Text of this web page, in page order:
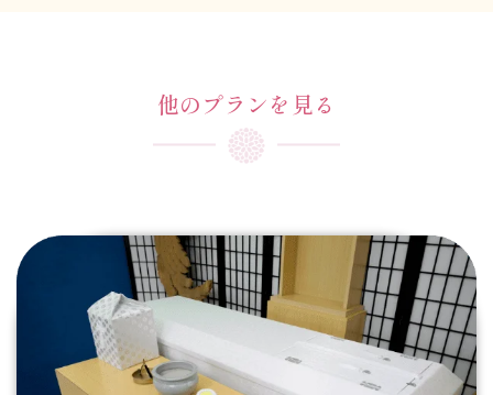
他のプランを見る